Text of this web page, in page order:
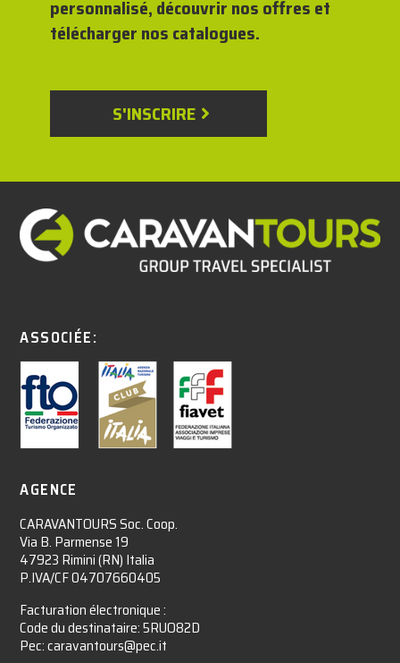
personnalisé, découvrir nos offres et
télécharger nos catalogues.
S'INSCRIRE
ASSOCIÉE:
AGENCE
CARAVANTOURS Soc. Coop.
Via B. Parmense 19
47923 Rimini (RN) Italia
P.IVA/CF 04707660405
Facturation électronique :​
Code du destinataire: 5RUO82D
Pec: caravantours@pec.it